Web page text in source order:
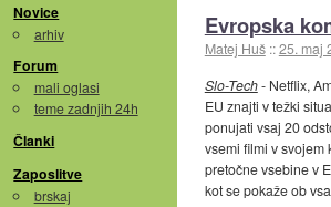
Novice
arhiv
Forum
mali oglasi
teme zadnjih 24h
Članki
Zaposlitve
brskaj
Evropska
Matej Huš ::25. maj
Slo-Tech- Netflix,
EU znajti v težki
ponujati vsaj 20
vsemi filmi v
pretočne vsebine v
kot se pokaže ob